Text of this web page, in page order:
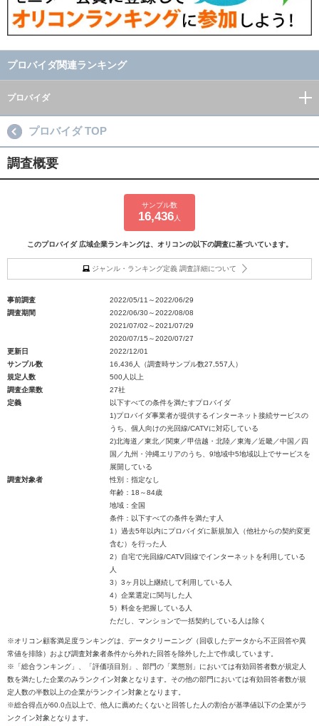
プロバイダ関連ランキング
プロバイダ
プロバイダ TOP
調査概要
サンプル数
16,436人
このプロバイダ 広域企業ランキングは、オリコンの以下の調査に基づいています。
ジャンル・ランキング定義 調査詳細について
事前調査
2022/05/11～2022/06/29
調査期間
2022/06/30～2022/08/08
2021/07/02～2021/07/29
2020/07/15～2020/07/27
更新日
2022/12/01
サンプル数
16,436人（調査時サンプル数27,557人）
規定人数
500人以上
調査企業数
27社
定義
以下すべての条件を満たすプロバイダ
1)プロバイダ事業者が提供するインターネット接続サービスの
うち、個人向けの光回線/CATVに対応している
2)北海道／東北／関東／甲信越・北陸／東海／近畿／中国／四
国／九州・沖縄エリアのうち、9地域中5地域以上でサービスを
展開している
調査対象者
性別：指定なし
年齢：18～84歳
地域：全国
条件：以下すべての条件を満たす人
1）過去5年以内にプロバイダに新規加入（他社からの契約変更
含む）を行った人
2）自宅で光回線/CATV回線でインターネットを利用している
人
3）3ヶ月以上継続して利用している人
4）企業選定に関与した人
5）料金を把握している人
ただし、マンションで一括契約している人は除く
※オリコン顧客満足度ランキングは、データクリーニング（回収したデータから不正回答や異
常値を排除）および調査対象者条件から外れた回答を除外した上で作成しています。
※「総合ランキング」、「評価項目別」、部門の「業態別」においては有効回答者数が規定人
数を満たした企業のみランクイン対象となります。その他の部門においては有効回答者数が規
定人数の半数以上の企業がランクイン対象となります。
※総合得点が60.0点以上で、他人に薦めたくないと回答した人の割合が基準値以下の企業がラ
ンクイン対象となります。